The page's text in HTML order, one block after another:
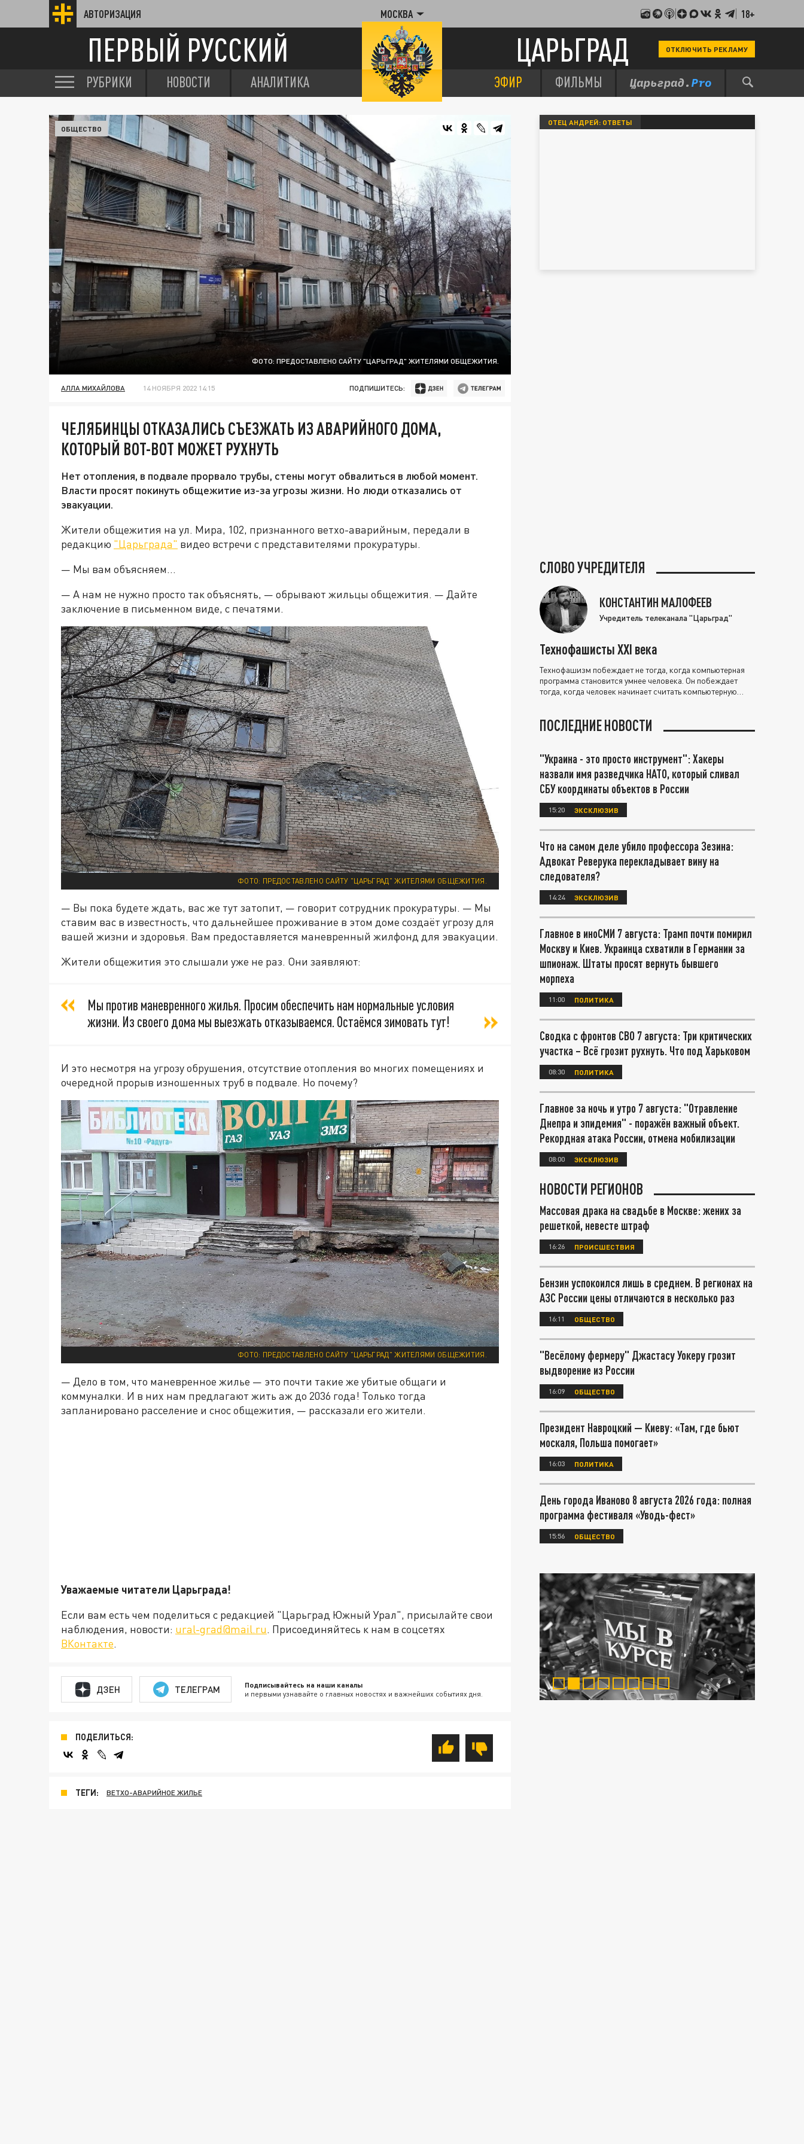
АВТОРИЗАЦИЯ МОСКВА 18+
ПЕРВЫЙ РУССКИЙ ЦАРЬГРАД ОТКЛЮЧИТЬ РЕКЛАМУ
РУБРИКИ НОВОСТИ АНАЛИТИКА ЭФИР ФИЛЬМЫ
ФОТО: ПРЕДОСТАВЛЕНО САЙТУ "ЦАРЬГРАД" ЖИТЕЛЯМИ ОБЩЕЖИТИЯ.
ОБЩЕСТВО
АЛЛА МИХАЙЛОВА 14 НОЯБРЯ 2022 14:15 ПОДПИШИТЕСЬ:
ЧЕЛЯБИНЦЫ ОТКАЗАЛИСЬ СЪЕЗЖАТЬ ИЗ АВАРИЙНОГО ДОМА,
КОТОРЫЙ ВОТ-ВОТ МОЖЕТ РУХНУТЬ
Нет отопления, в подвале прорвало трубы, стены могут обвалиться в любой момент.
Власти просят покинуть общежитие из-за угрозы жизни. Но люди отказались от
эвакуации.
Жители общежития на ул. Мира, 102, признанного ветхо-аварийным, передали в
редакцию "Царьграда" видео встречи с представителями прокуратуры.
— Мы вам объясняем…
— А нам не нужно просто так объяснять, — обрывают жильцы общежития. — Дайте
заключение в письменном виде, с печатями.
ФОТО: ПРЕДОСТАВЛЕНО САЙТУ "ЦАРЬГРАД" ЖИТЕЛЯМИ ОБЩЕЖИТИЯ.
— Вы пока будете ждать, вас же тут затопит, — говорит сотрудник прокуратуры. — Мы
ставим вас в известность, что дальнейшее проживание в этом доме создаёт угрозу для
вашей жизни и здоровья. Вам предоставляется маневренный жилфонд для эвакуации.
Жители общежития это слышали уже не раз. Они заявляют:
Мы против маневренного жилья. Просим обеспечить нам нормальные условия
жизни. Из своего дома мы выезжать отказываемся. Остаёмся зимовать тут!
И это несмотря на угрозу обрушения, отсутствие отопления во многих помещениях и
очередной прорыв изношенных труб в подвале. Но почему?
ФОТО: ПРЕДОСТАВЛЕНО САЙТУ "ЦАРЬГРАД" ЖИТЕЛЯМИ ОБЩЕЖИТИЯ.
— Дело в том, что маневренное жилье — это почти такие же убитые общаги и
коммуналки. И в них нам предлагают жить аж до 2036 года! Только тогда
запланировано расселение и снос общежития, — рассказали его жители.
Уважаемые читатели Царьграда!
Если вам есть чем поделиться с редакцией "Царьград Южный Урал", присылайте свои
наблюдения, новости: ural-grad@mail.ru. Присоединяйтесь к нам в соцсетях
ВКонтакте.
ДЗЕН ТЕЛЕГРАМ Подписывайтесь на наши каналы
и первыми узнавайте о главных новостях и важнейших событиях дня.
ПОДЕЛИТЬСЯ:
ТЕГИ: ВЕТХО-АВАРИЙНОЕ ЖИЛЬЕ
ОТЕЦ АНДРЕЙ: ОТВЕТЫ
СЛОВО УЧРЕДИТЕЛЯ
КОНСТАНТИН МАЛОФЕЕВ
Учредитель телеканала "Царьград"
Технофашисты XXI века
Технофашизм побеждает не тогда, когда компьютерная
программа становится умнее человека. Он побеждает
тогда, когда человек начинает считать компьютерную
ПОСЛЕДНИЕ НОВОСТИ
"Украина - это просто инструмент": Хакеры
назвали имя разведчика НАТО, который сливал
СБУ координаты объектов в России
15:20 ЭКСКЛЮЗИВ
Что на самом деле убило профессора Зезина:
Адвокат Реверука перекладывает вину на
следователя?
14:24 ЭКСКЛЮЗИВ
Главное в иноСМИ 7 августа: Трамп почти помирил
Москву и Киев. Украинца схватили в Германии за
шпионаж. Штаты просят вернуть бывшего
морпеха
11:00 ПОЛИТИКА
Сводка с фронтов СВО 7 августа: Три критических
участка – Всё грозит рухнуть. Что под Харьковом
08:30 ПОЛИТИКА
Главное за ночь и утро 7 августа: "Отравление
Днепра и эпидемия" - поражён важный объект.
Рекордная атака России, отмена мобилизации
08:00 ЭКСКЛЮЗИВ
НОВОСТИ РЕГИОНОВ
Массовая драка на свадьбе в Москве: жених за
решеткой, невесте штраф
16:26 ПРОИСШЕСТВИЯ
Бензин успокоился лишь в среднем. В регионах на
АЗС России цены отличаются в несколько раз
16:11 ОБЩЕСТВО
"Весёлому фермеру" Джастасу Уокеру грозит
выдворение из России
16:09 ОБЩЕСТВО
Президент Навроцкий — Киеву: «Там, где бьют
москаля, Польша помогает»
16:03 ПОЛИТИКА
День города Иваново 8 августа 2026 года: полная
программа фестиваля «Уводь-фест»
15:56 ОБЩЕСТВО